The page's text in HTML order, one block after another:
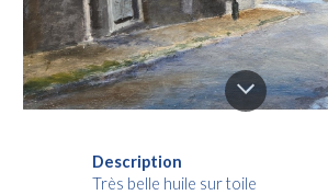
Description
Très belle huile sur toile